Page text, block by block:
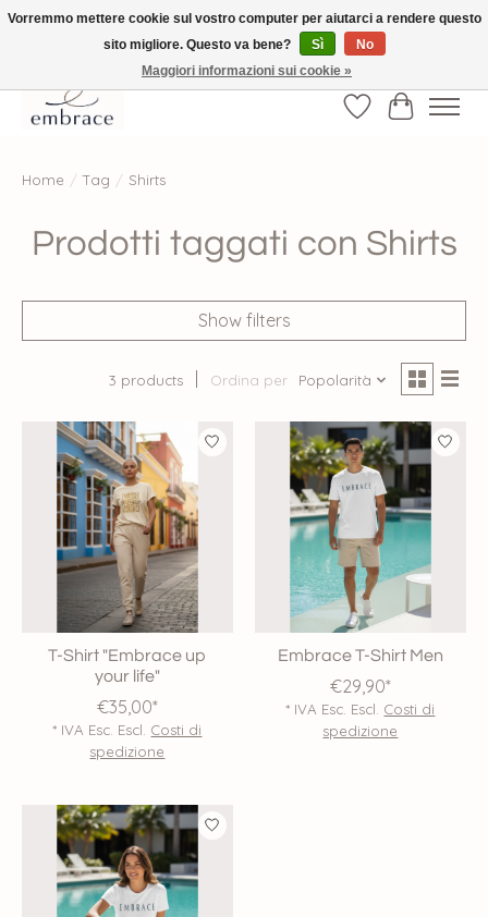
√ Versandkostenfrei ab € 40-, √ Made with Love and Happiness √Exklusiv und
nur hier im Onlineshop √high-quality & long-lasting fashion
Lista deiCarrello
Home / Tag / Shirts
Prodotti taggati con Shirts
Show filters
3 products Ordina per Popolarità
T-Shirt "Embrace up
your life"
€35,00*
* IVA Esc. Escl. Costi di
spedizione
Embrace T-Shirt Men
€29,90*
* IVA Esc. Escl. Costi di
spedizione
Vorremmo mettere cookie sul vostro computer per aiutarci a rendere questo
sito migliore. Questo va bene?
Sì
No
Maggiori informazioni sui cookie »